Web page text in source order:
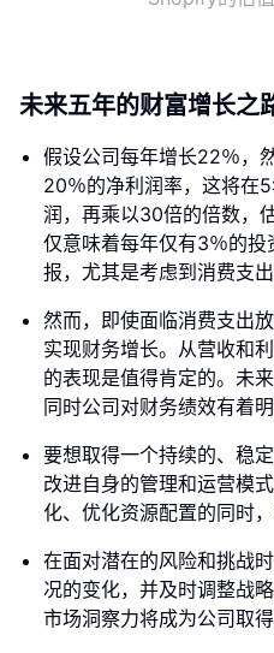
未来五年的财富增长之
假设公司每年增长22％，
20％的净利润率，这将在
润，再乘以30倍的倍数，
仅意味着每年仅有3％的
报，尤其是考虑到消费支出
然而，即使面临消费支出
实现财务增长。从营收和
的表现是值得肯定的。未
同时公司对财务绩效有着明
要想取得一个持续的、稳
改进自身的管理和运营模
化、优化资源配置的同时
在面对潜在的风险和挑战
况的变化，并及时调整战
市场洞察力将成为公司取得